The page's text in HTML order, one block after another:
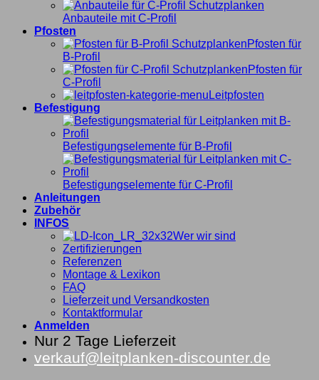
Anbauteile mit C-Profil
Pfosten
Pfosten für
B-Profil
Pfosten für
C-Profil
Leitpfosten
Befestigung
Befestigungselemente für B-Profil
Befestigungselemente für C-Profil
Anleitungen
Zubehör
INFOS
Wer wir sind
Zertifizierungen
Referenzen
Montage & Lexikon
FAQ
Lieferzeit und Versandkosten
Kontaktformular
Anmelden
Nur 2 Tage Lieferzeit
verkauf@leitplanken-discounter.de